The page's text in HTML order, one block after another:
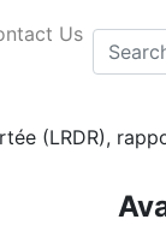
Us
(LRDR),